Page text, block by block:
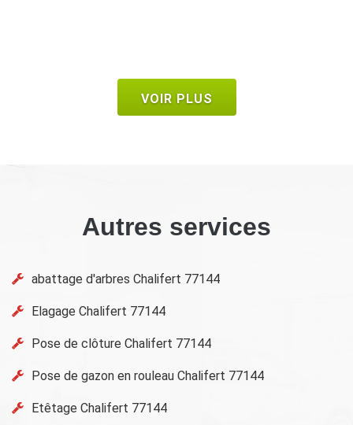
VOIR PLUS
Autres services
abattage d'arbres Chalifert 77144
Elagage Chalifert 77144
Pose de clôture Chalifert 77144
Pose de gazon en rouleau Chalifert 77144
Etêtage Chalifert 77144